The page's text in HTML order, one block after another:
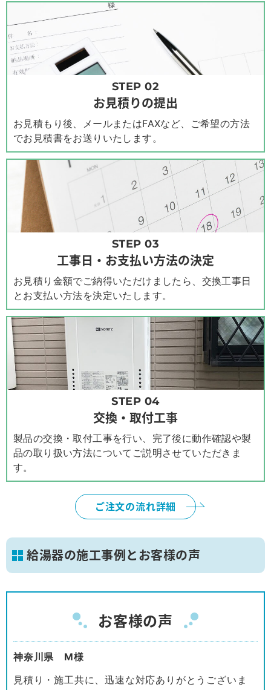
STEP 02
お見積りの提出
お見積もり後、メールまたはFAXなど、ご希望の方法
でお見積書をお送りいたします。
STEP 03
工事日・お支払い方法の決定
お見積り金額でご納得いただけましたら、交換工事日
とお支払い方法を決定いたします。
STEP 04
交換・取付工事
製品の交換・取付工事を行い、完了後に動作確認や製
品の取り扱い方法についてご説明させていただきま
す。
ご注文の流れ詳細
給湯器の施工事例とお客様の声
お客様の声
神奈川県 M様
見積り・施工共に、迅速な対応ありがとうございま